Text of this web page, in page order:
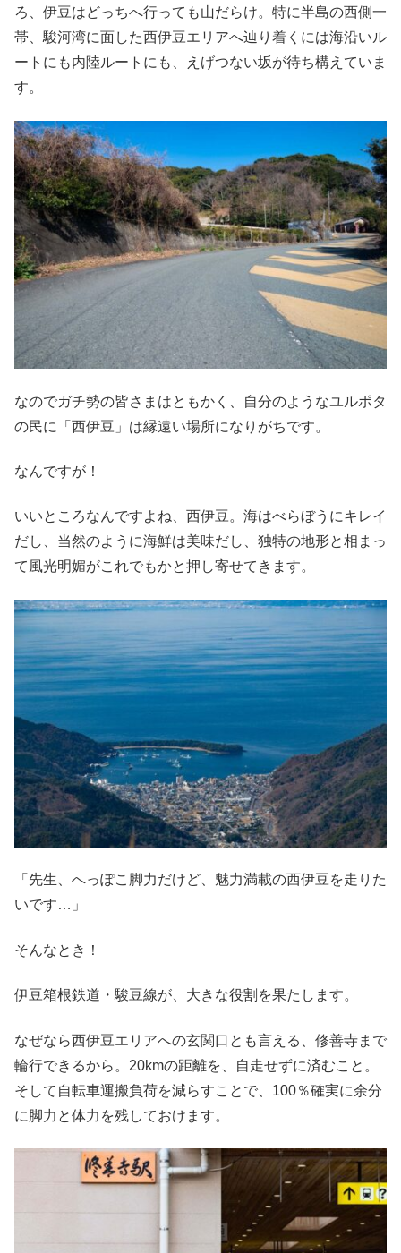
ろ、伊豆はどっちへ行っても山だらけ。特に半島の西側一
帯、駿河湾に面した西伊豆エリアへ辿り着くには海沿いル
ートにも内陸ルートにも、えげつない坂が待ち構えていま
す。
なのでガチ勢の皆さまはともかく、自分のようなユルポタ
の民に「西伊豆」は縁遠い場所になりがちです。
なんですが！
いいところなんですよね、西伊豆。海はべらぼうにキレイ
だし、当然のように海鮮は美味だし、独特の地形と相まっ
て風光明媚がこれでもかと押し寄せてきます。
「先生、へっぽこ脚力だけど、魅力満載の西伊豆を走りた
いです…」
そんなとき！
伊豆箱根鉄道・駿豆線が、大きな役割を果たします。
なぜなら西伊豆エリアへの玄関口とも言える、修善寺まで
輪行できるから。20kmの距離を、自走せずに済むこと。
そして自転車運搬負荷を減らすことで、100％確実に余分
に脚力と体力を残しておけます。